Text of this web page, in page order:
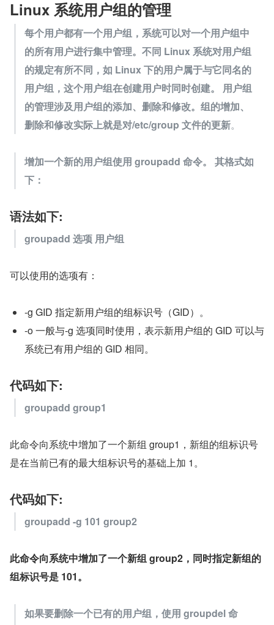
Linux 系统用户组的管理
每个用户都有一个用户组，系统可以对一个用户组中
的所有用户进行集中管理。不同 Linux 系统对用户组
的规定有所不同，如 Linux 下的用户属于与它同名的
用户组，这个用户组在创建用户时同时创建。 用户组
的管理涉及用户组的添加、删除和修改。组的增加、
删除和修改实际上就是对/etc/group 文件的更新。
增加一个新的用户组使用 groupadd 命令。 其格式如
下：
语法如下:
groupadd 选项 用户组
可以使用的选项有：
-g GID 指定新用户组的组标识号（GID）。
-o 一般与-g 选项同时使用，表示新用户组的 GID 可以与
系统已有用户组的 GID 相同。
代码如下:
groupadd group1
此命令向系统中增加了一个新组 group1，新组的组标识号
是在当前已有的最大组标识号的基础上加 1。
代码如下:
groupadd -g 101 group2
此命令向系统中增加了一个新组 group2，同时指定新组的
组标识号是 101。
如果要删除一个已有的用户组，使用 groupdel 命